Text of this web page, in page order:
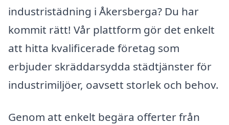
industristädning i Åkersberga? Du har
kommit rätt! Vår plattform gör det enkelt
att hitta kvalificerade företag som
erbjuder skräddarsydda städtjänster för
industrimiljöer, oavsett storlek och behov.
Genom att enkelt begära offerter från